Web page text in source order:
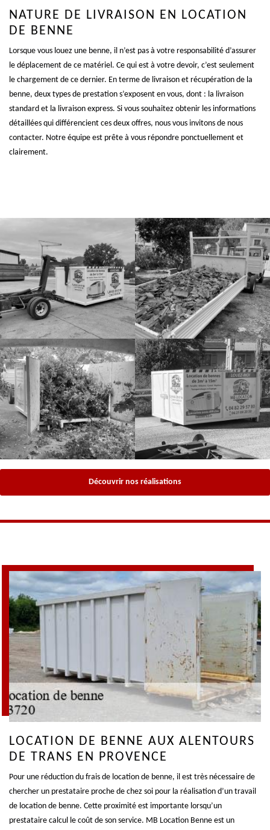
NATURE DE LIVRAISON EN LOCATION
DE BENNE
Lorsque vous louez une benne, il n’est pas à votre responsabilité d’assurer
le déplacement de ce matériel. Ce qui est à votre devoir, c’est seulement
le chargement de ce dernier. En terme de livraison et récupération de la
benne, deux types de prestation s’exposent en vous, dont : la livraison
standard et la livraison express. Si vous souhaitez obtenir les informations
détaillées qui différencient ces deux offres, nous vous invitons de nous
contacter. Notre équipe est prête à vous répondre ponctuellement et
clairement.
Découvrir nos réalisations
LOCATION DE BENNE AUX ALENTOURS
DE TRANS EN PROVENCE
Pour une réduction du frais de location de benne, il est très nécessaire de
chercher un prestataire proche de chez soi pour la réalisation d’un travail
de location de benne. Cette proximité est importante lorsqu’un
prestataire calcul le coût de son service. MB Location Benne est un